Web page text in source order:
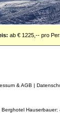
ab € 1225,-- pro
& AGB |
Berghotel